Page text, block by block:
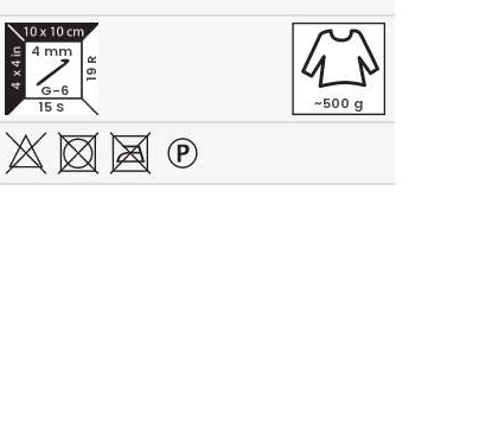
15 S
19 R
4 mm
G-6
~500 g